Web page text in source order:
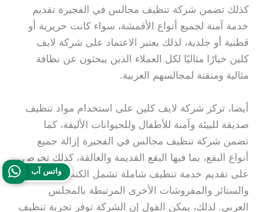
كذلك تضمن شركة تنظيف مجالس في الفجيرة تقديم
خدمة آمنة لجميع أنواع الأقمشة، سواء كانت حريرية أو
قطنية أو جلدية، لذلك يعتبر الاعتماد على شركة لايف
كلين خيارًا مثاليًا لكل العملاء الذين يبحثون عن نظافة
مثالية ومتقنة لمجالسهم العربية.
أيضا، تركز شركة لايف كلين على استخدام مواد تنظيف
صديقة للبيئة وآمنة للأطفال وللحيوانات الأليفة، كما
تضمن شركة تنظيف مجالس في الفجيرة إزالة جميع
أنواع البقع، بما فيها البقع القديمة والعالقة، كذلك تحرص
على تقديم خدمة تنظيف شاملة تشمل الكنب والسجاد
والستائر والمفروشات الأخرى المرتبطة بالمجلس
العربي. لذلك، يمكن القول إن الشركة توفر تجربة تنظيف
واتس آب